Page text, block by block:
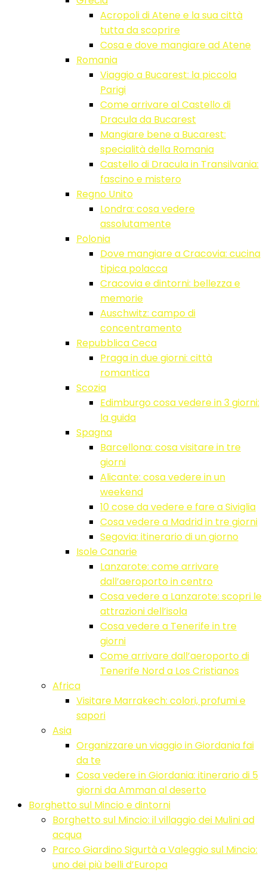
Acropoli di Atene e la sua città
tutta da scoprire
Cosa e dove mangiare ad Atene
Romania
Viaggio a Bucarest: la piccola
Parigi
Come arrivare al Castello di
Dracula da Bucarest
Mangiare bene a Bucarest:
specialità della Romania
Castello di Dracula in Transilvania:
fascino e mistero
Regno Unito
Londra: cosa vedere
assolutamente
Polonia
Dove mangiare a Cracovia: cucina
tipica polacca
Cracovia e dintorni: bellezza e
memorie
Auschwitz: campo di
concentramento
Repubblica Ceca
Praga in due giorni: città
romantica
Scozia
Edimburgo cosa vedere in 3 giorni:
la guida
Spagna
Barcellona: cosa visitare in tre
giorni
Alicante: cosa vedere in un
weekend
10 cose da vedere e fare a Siviglia
Cosa vedere a Madrid in tre giorni
Segovia: itinerario di un giorno
Isole Canarie
Lanzarote: come arrivare
dall’aeroporto in centro
Cosa vedere a Lanzarote: scopri le
attrazioni dell’isola
Cosa vedere a Tenerife in tre
giorni
Come arrivare dall’aeroporto di
Tenerife Nord a Los Cristianos
Africa
Visitare Marrakech: colori, profumi e
sapori
Asia
Organizzare un viaggio in Giordania fai
da te
Cosa vedere in Giordania: itinerario di 5
giorni da Amman al deserto
Borghetto sul Mincio e dintorni
Borghetto sul Mincio: il villaggio dei Mulini ad
acqua
Parco Giardino Sigurtà a Valeggio sul Mincio:
uno dei più belli d’Europa